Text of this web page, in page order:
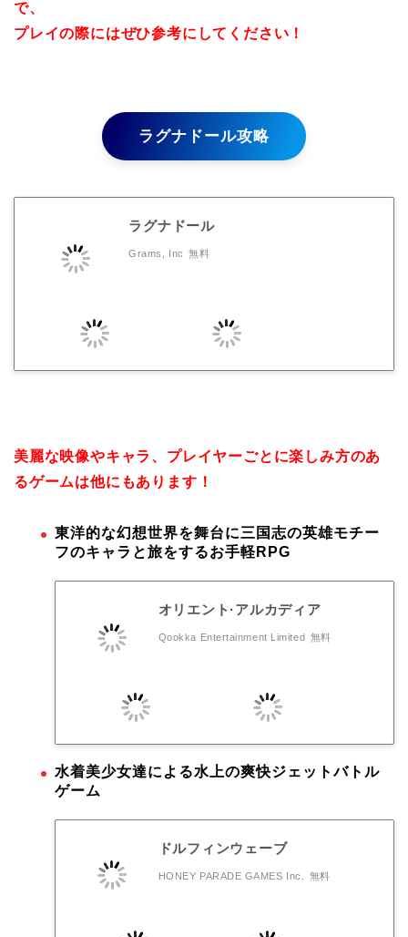
で、
プレイの際にはぜひ参考にしてください！
ラグナドール攻略
ラグナドール
Grams, Inc 無料
美麗な映像やキャラ、プレイヤーごとに楽しみ方のあ
るゲームは他にもあります！
東洋的な幻想世界を舞台に三国志の英雄モチー
フのキャラと旅をするお手軽RPG
オリエント·アルカディア
Qookka Entertainment Limited 無料
水着美少女達による水上の爽快ジェットバトル
ゲーム
ドルフィンウェーブ
HONEY PARADE GAMES Inc. 無料